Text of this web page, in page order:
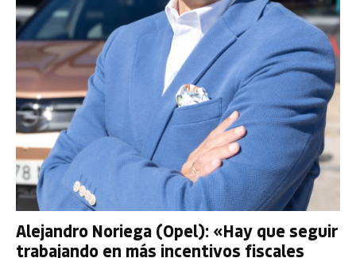
Alejandro Noriega (Opel): «Hay que seguir
trabajando en más incentivos fiscales